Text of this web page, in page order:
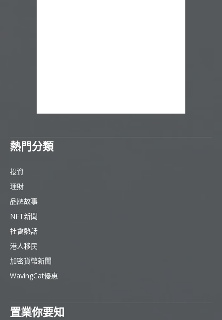
熱門分類
投資
理財
品牌故事
NFT新聞
社會熱話
港人移民
加密貨幣新聞
WavingCat優惠
置業你要知